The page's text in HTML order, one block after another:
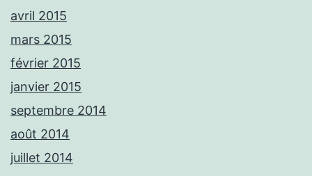
avril 2015
mars 2015
février 2015
janvier 2015
septembre 2014
août 2014
juillet 2014